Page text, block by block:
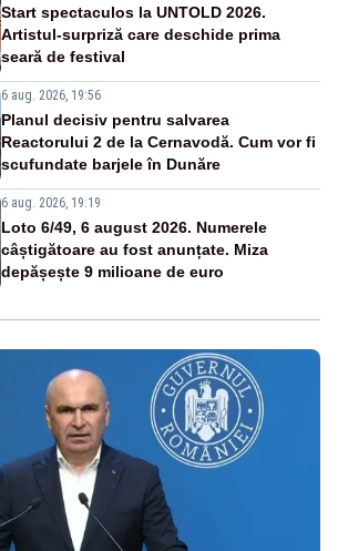
Start spectaculos la UNTOLD 2026.
Artistul-surpriză care deschide prima
seară de festival
6 aug. 2026, 19:56
Planul decisiv pentru salvarea
Reactorului 2 de la Cernavodă. Cum vor fi
scufundate barjele în Dunăre
6 aug. 2026, 19:19
Loto 6/49, 6 august 2026. Numerele
câștigătoare au fost anunțate. Miza
depășește 9 milioane de euro